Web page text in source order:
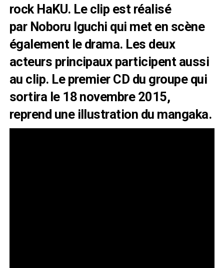
rock HaKU. Le clip est réalisé
par Noboru Iguchi qui met en scène
également le drama. Les deux
acteurs principaux participent aussi
au clip. Le premier CD du groupe qui
sortira le 18 novembre 2015,
reprend une illustration du mangaka.